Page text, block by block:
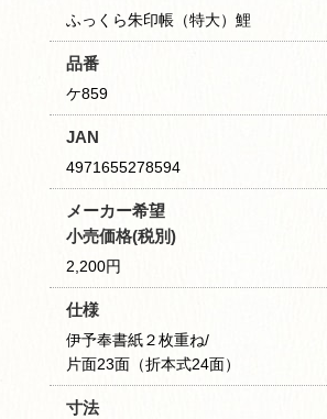
ふっくら朱印帳（特大）鯉
品番
ケ859
JAN
4971655278594
メーカー希望
小売価格(税別)
2,200円
仕様
伊予奉書紙２枚重ね/
片面23面（折本式24面）
寸法